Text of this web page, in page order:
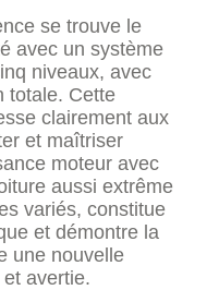
se trouve le
avec un système
niveaux, avec
totale. Cette
clairement aux
et maîtriser
moteur avec
aussi extrême
variés, constitue
et démontre la
une nouvelle
avertie.